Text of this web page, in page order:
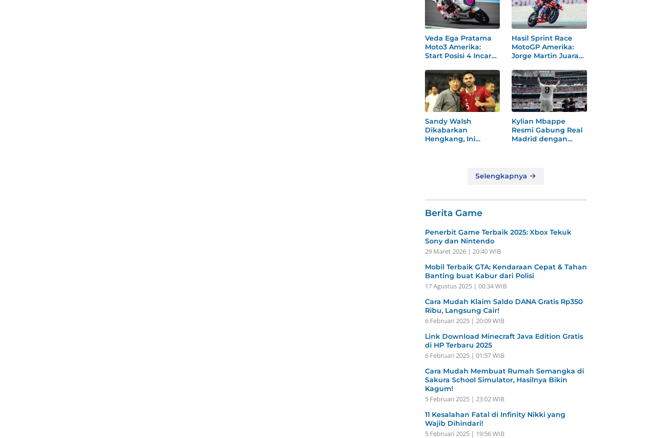
Veda Ega Pratama
Moto3 Amerika:
Start Posisi 4 Incar
Hasil Sprint Race
MotoGP Amerika:
Jorge Martin Juara
Sandy Walsh
Dikabarkan
Hengkang, Ini
Kylian Mbappe
Resmi Gabung Real
Madrid dengan
Selengkapnya
Berita Game
Penerbit Game Terbaik 2025: Xbox Tekuk
Sony dan Nintendo
29 Maret 2026 | 20:40 WIB
Mobil Terbaik GTA: Kendaraan Cepat & Tahan
Banting buat Kabur dari Polisi
17 Agustus 2025 | 00:34 WIB
Cara Mudah Klaim Saldo DANA Gratis Rp350
Ribu, Langsung Cair!
6 Februari 2025 | 20:09 WIB
Link Download Minecraft Java Edition Gratis
di HP Terbaru 2025
6 Februari 2025 | 01:57 WIB
Cara Mudah Membuat Rumah Semangka di
Sakura School Simulator, Hasilnya Bikin
Kagum!
5 Februari 2025 | 23:02 WIB
11 Kesalahan Fatal di Infinity Nikki yang
Wajib Dihindari!
5 Februari 2025 | 19:56 WIB